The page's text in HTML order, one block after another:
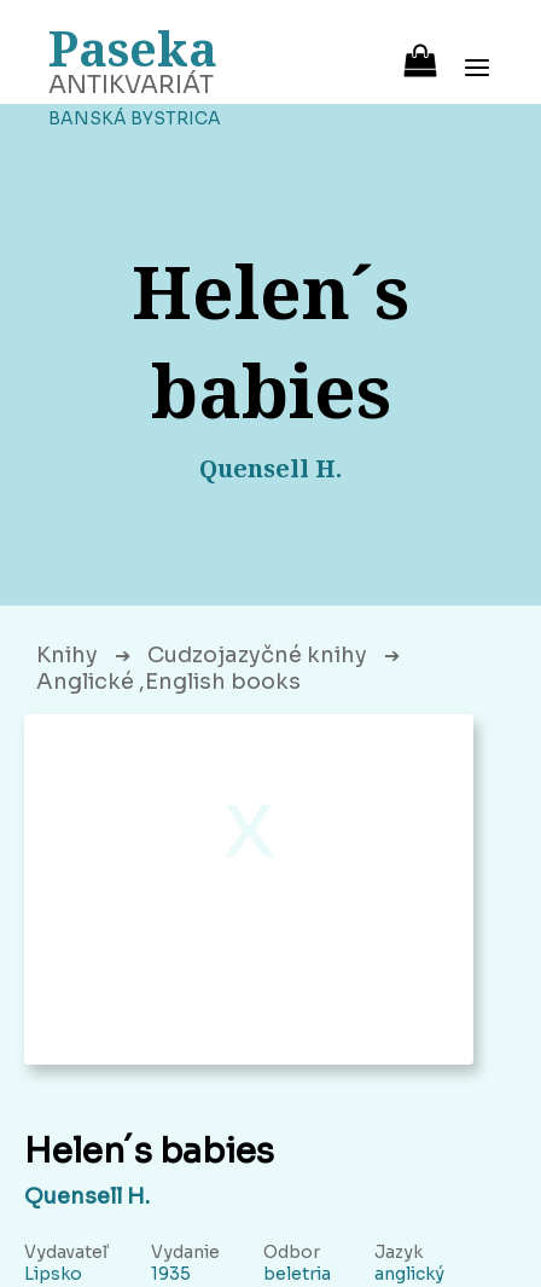
Paseka
ANTIKVARIÁT
BANSKÁ BYSTRICA
Helen´s
babies
Quensell H.
Knihy ➔ Cudzojazyčné knihy ➔
Anglické ,English books
Helen´s babies
Quensell H.
Vydavateľ
Lipsko
Vydanie
1935
Odbor
beletria
Jazyk
anglický